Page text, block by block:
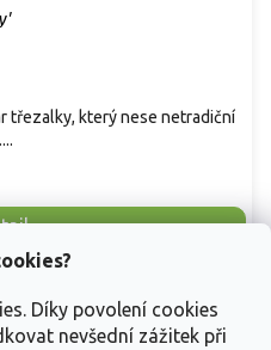
Díky povolení cookies
nevšední zážitek při
třezalky, který nese netradiční